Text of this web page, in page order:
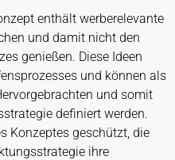
enthält werberelevante
und damit nicht den
genießen. Diese Ideen
und können als
und somit
definiert werden.
Konzeptes geschützt, die
ihre